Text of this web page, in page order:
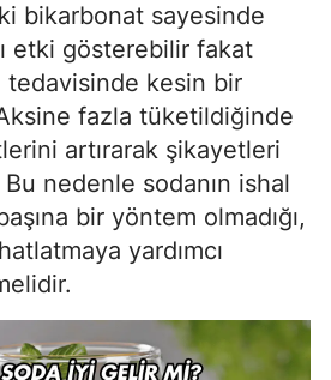
bikarbonat sayesinde
etki gösterebilir fakat
tedavisinde kesin bir
fazla tüketildiğinde
artırarak şikayetleri
nedenle sodanın ishal
bir yöntem olmadığı,
yardımcı